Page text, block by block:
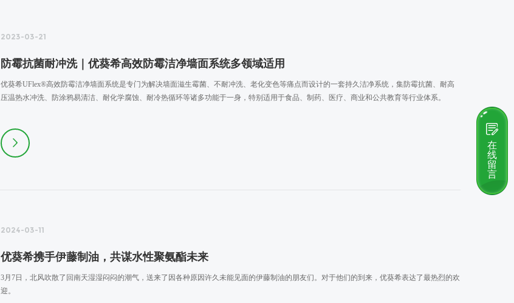
2023-03-21
防霉抗菌耐冲洗｜优葵希高效防霉洁净墙面系统多领域适用
优葵希UFlex®高效防霉洁净墙面系统是专门为解决墙面滋生霉菌、不耐冲洗、老化变色等痛点而设计的一套持久洁净系统，集防霉抗菌、耐高
压温热水冲洗、防涂鸦易清洁、耐化学腐蚀、耐冷热循环等诸多功能于一身，特别适用于食品、制药、医疗、商业和公共教育等行业体系。
2024-03-11
优葵希携手伊藤制油，共谋水性聚氨酯未来
3月7日，北风吹散了回南天湿湿闷闷的潮气，送来了因各种原因许久未能见面的伊藤制油的朋友们。对于他们的到来，优葵希表达了最热烈的欢
迎。
在
线
留
言